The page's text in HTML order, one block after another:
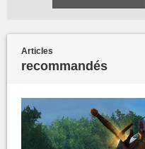
Articles
recommandés